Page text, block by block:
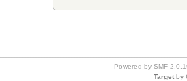
Powered by SMF
Target by